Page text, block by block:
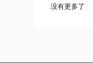
没有更多了